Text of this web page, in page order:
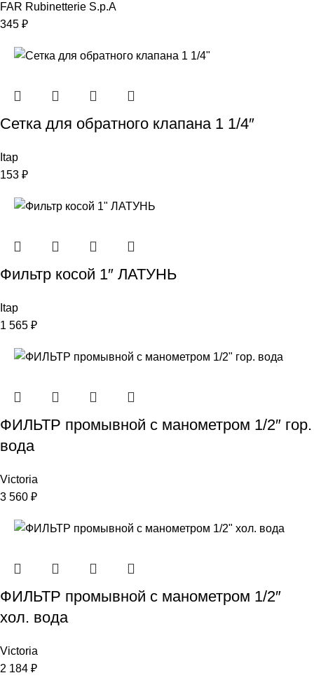
FAR Rubinetterie S.p.A
345 ₽
Сетка для обратного клапана 1 1/4″
Itap
153 ₽
Фильтр косой 1″ ЛАТУНЬ
Itap
1 565 ₽
ФИЛЬТР промывной с манометром 1/2″ гор.
вода
Victoria
3 560 ₽
ФИЛЬТР промывной с манометром 1/2″
хол. вода
Victoria
2 184 ₽